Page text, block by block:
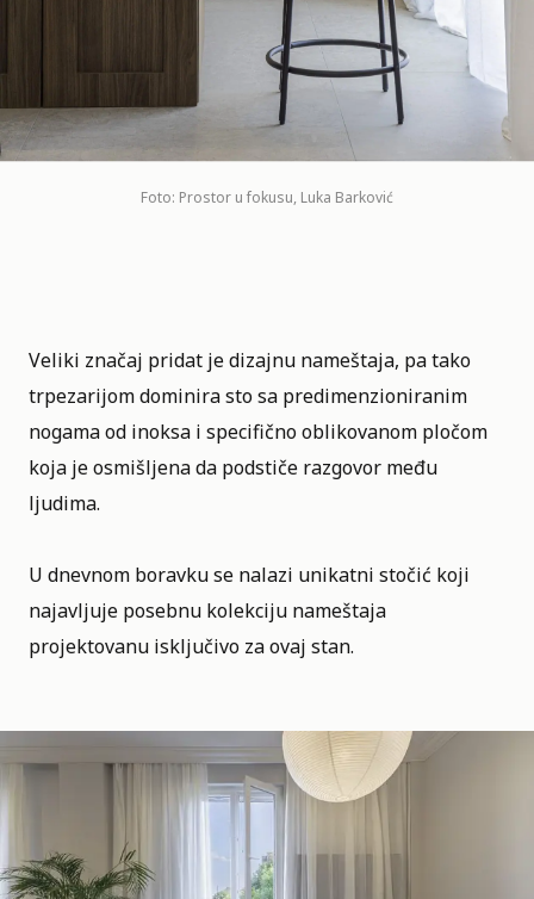
Foto: Prostor u fokusu, Luka Barković
Veliki značaj pridat je dizajnu nameštaja, pa tako
trpezarijom dominira sto sa predimenzioniranim
nogama od inoksa i specifično oblikovanom pločom
koja je osmišljena da podstiče razgovor među
ljudima.
U dnevnom boravku se nalazi unikatni stočić koji
najavljuje posebnu kolekciju nameštaja
projektovanu isključivo za ovaj stan.